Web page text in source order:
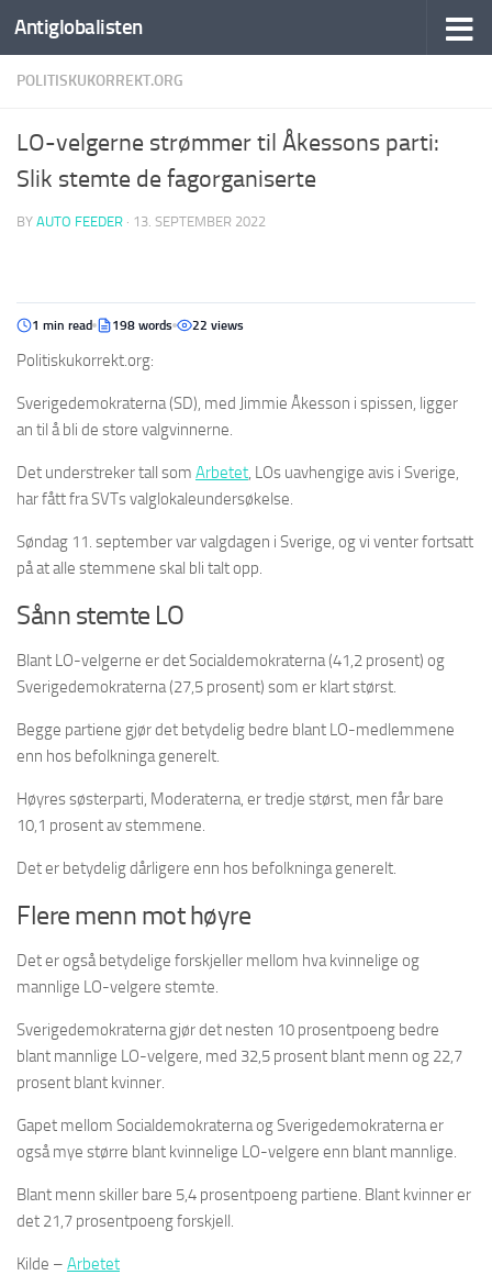
Antiglobalisten
POLITISKUKORREKT.ORG
LO-velgerne strømmer til Åkessons parti:
Slik stemte de fagorganiserte
BY AUTO FEEDER · 13. SEPTEMBER 2022
1 min read 198 words 22 views
Politiskukorrekt.org:
Sverigedemokraterna (SD), med Jimmie Åkesson i spissen, ligger
an til å bli de store valgvinnerne.
Det understreker tall som Arbetet, LOs uavhengige avis i Sverige,
har fått fra SVTs valglokaleundersøkelse.
Søndag 11. september var valgdagen i Sverige, og vi venter fortsatt
på at alle stemmene skal bli talt opp.
Sånn stemte LO
Blant LO-velgerne er det Socialdemokraterna (41,2 prosent) og
Sverigedemokraterna (27,5 prosent) som er klart størst.
Begge partiene gjør det betydelig bedre blant LO-medlemmene
enn hos befolkninga generelt.
Høyres søsterparti, Moderaterna, er tredje størst, men får bare
10,1 prosent av stemmene.
Det er betydelig dårligere enn hos befolkninga generelt.
Flere menn mot høyre
Det er også betydelige forskjeller mellom hva kvinnelige og
mannlige LO-velgere stemte.
Sverigedemokraterna gjør det nesten 10 prosentpoeng bedre
blant mannlige LO-velgere, med 32,5 prosent blant menn og 22,7
prosent blant kvinner.
Gapet mellom Socialdemokraterna og Sverigedemokraterna er
også mye større blant kvinnelige LO-velgere enn blant mannlige.
Blant menn skiller bare 5,4 prosentpoeng partiene. Blant kvinner er
det 21,7 prosentpoeng forskjell.
Kilde – Arbetet